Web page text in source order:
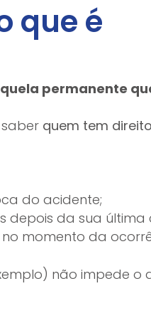
que é
permanente
quem tem
do acidente;
depois da sua última
momento da
não impede o